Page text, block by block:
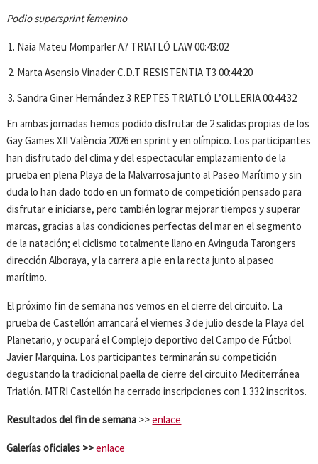
Podio supersprint femenino
Naia Mateu Momparler A7 TRIATLÓ LAW 00:43:02
Marta Asensio Vinader C.D.T RESISTENTIA T3 00:44:20
Sandra Giner Hernández 3 REPTES TRIATLÓ L’OLLERIA 00:44:32
En ambas jornadas hemos podido disfrutar de 2 salidas propias de los
Gay Games XII València 2026 en sprint y en olímpico. Los participantes
han disfrutado del clima y del espectacular emplazamiento de la
prueba en plena Playa de la Malvarrosa junto al Paseo Marítimo y sin
duda lo han dado todo en un formato de competición pensado para
disfrutar e iniciarse, pero también lograr mejorar tiempos y superar
marcas, gracias a las condiciones perfectas del mar en el segmento
de la natación; el ciclismo totalmente llano en Avinguda Tarongers
dirección Alboraya, y la carrera a pie en la recta junto al paseo
marítimo.
El próximo fin de semana nos vemos en el cierre del circuito. La
prueba de Castellón arrancará el viernes 3 de julio desde la Playa del
Planetario, y ocupará el Complejo deportivo del Campo de Fútbol
Javier Marquina. Los participantes terminarán su competición
degustando la tradicional paella de cierre del circuito Mediterránea
Triatlón. MTRI Castellón ha cerrado inscripciones con 1.332 inscritos.
Resultados del fin de semana >>enlace
Galerías oficiales >>enlace